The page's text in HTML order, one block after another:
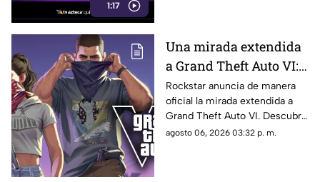
1:17
Una mirada extendida
a Grand Theft Auto VI:
¿Cuándo, dónde y a qué
hora de México se
estrena este adelanto
de GTA?
Rockstar anuncia de manera
oficial la mirada extendida a
Grand Theft Auto VI. Descubre
fecha, horario, dónde verla y
agosto 06, 2026 03:32 p. m.